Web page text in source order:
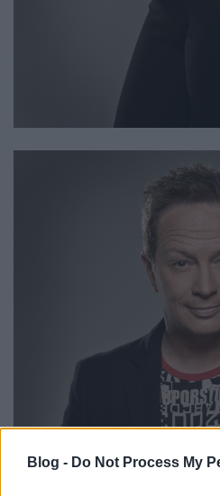
Blog - Do Not Process My